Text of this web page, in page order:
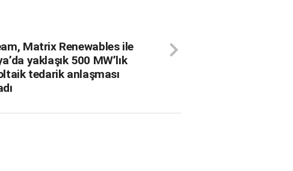
Matrix Renewables ile
yaklaşık 500 MW’lık
tedarik anlaşması